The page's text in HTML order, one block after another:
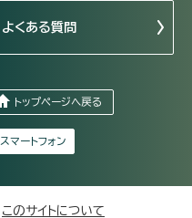
よくある質問
トップページへ戻る
スマートフォン
このサイトについて